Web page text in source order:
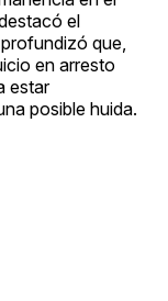
el
que,
en arresto
estar
posible huida.